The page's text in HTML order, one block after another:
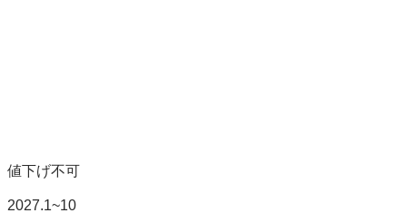
値下げ不可
2027.1~10